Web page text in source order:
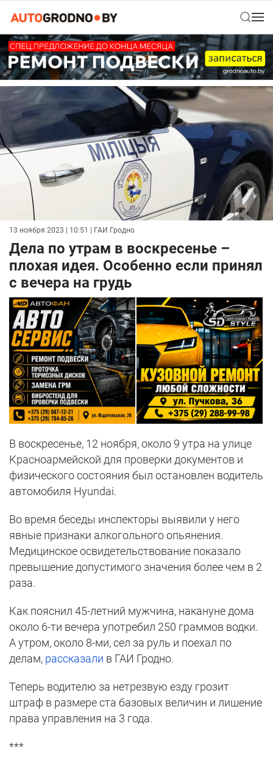
13 ноября 2023 | 10:51 | ГАИ Гродно
Дела по утрам в воскресенье –
плохая идея. Особенно если принял
с вечера на грудь
В воскресенье, 12 ноября, около 9 утра на улице
Красноармейской для проверки документов и
физического состояния был остановлен водитель
автомобиля Hyundai.
Во время беседы инспекторы выявили у него
явные признаки алкогольного опьянения.
Медицинское освидетельствование показало
превышение допустимого значения более чем в 2
раза.
Как пояснил 45-летний мужчина, накануне дома
около 6-ти вечера употребил 250 граммов водки.
А утром, около 8-ми, сел за руль и поехал по
делам, рассказали в ГАИ Гродно.
Теперь водителю за нетрезвую езду грозит
штраф в размере ста базовых величин и лишение
права управления на 3 года.
***